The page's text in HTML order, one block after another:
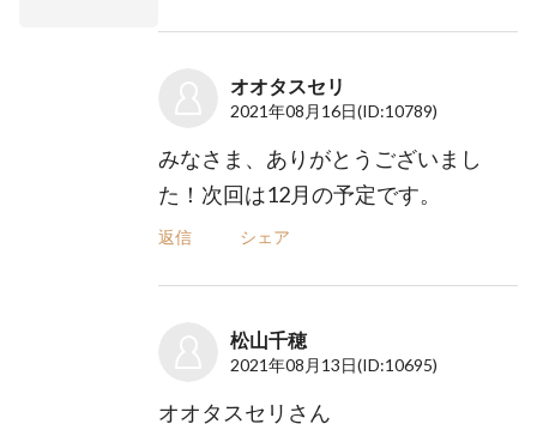
オオタスセリ
2021年08月16日(ID:10789)
みなさま、ありがとうございまし
た！次回は12月の予定です。
返信 シェア
松山千穂
2021年08月13日(ID:10695)
オオタスセリさん